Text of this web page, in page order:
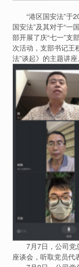
“港区国安法”于
国安法”及其对于“一
部开展了庆“七一”支
次活动，支部书记
法”谈起》的主题讲
7月7日，公司党
座谈会，听取党员代